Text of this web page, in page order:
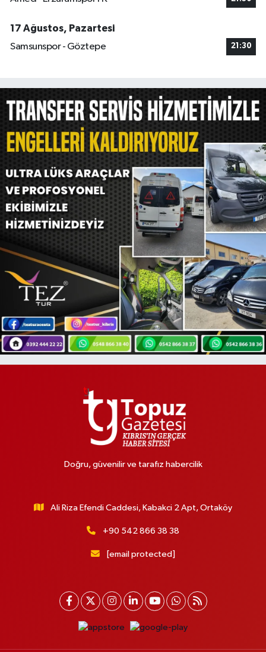
17 Ağustos, Pazartesi
Samsunspor - Göztepe
21:30
Doğru, güvenilir ve tarafız habercilik
Ali Riza Efendi Caddesi, Kabakci 2 Apt, Ortaköy
+90 542 866 38 38
[email protected]